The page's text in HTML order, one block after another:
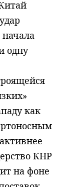
одну
как
КНР
на фоне